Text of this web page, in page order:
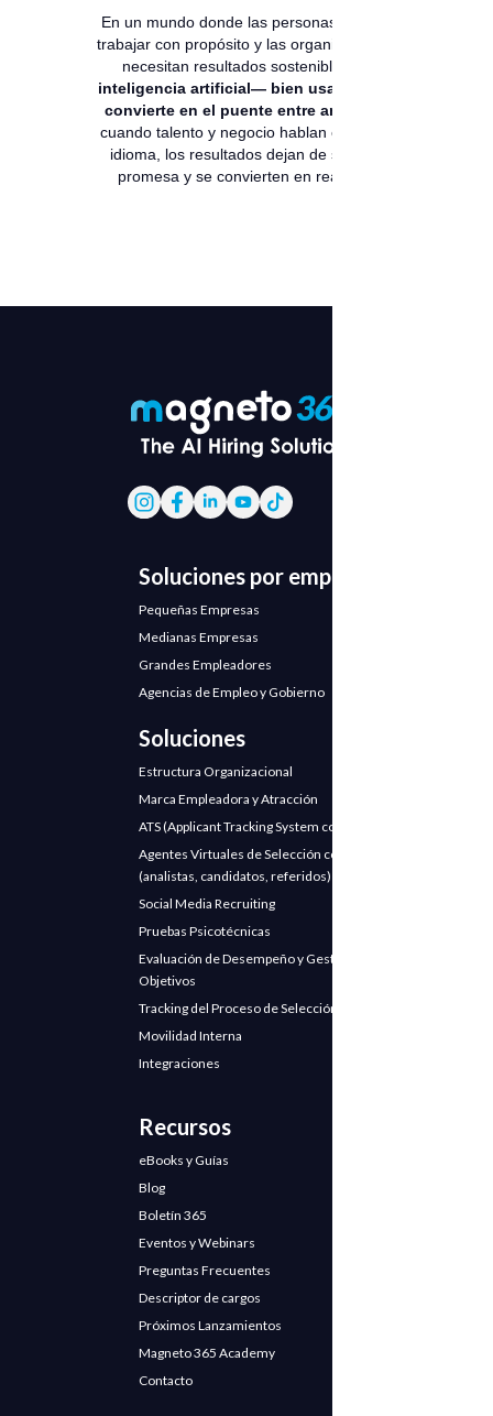
En un mundo donde las personas buscan
trabajar con propósito y las organizaciones
necesitan resultados sostenibles,
inteligencia artificial— bien usada — se
convierte en el puente entre ambos
cuando talento y negocio hablan el mismo
idioma, los resultados dejan de ser una
promesa y se convierten en realidad.
Soluciones por empresa
Pequeñas Empresas
Medianas Empresas
Grandes Empleadores
Agencias de Empleo y Gobierno
Soluciones
Estructura Organizacional
Marca Empleadora y Atracción
ATS (Applicant Tracking System con IA)
Agentes Virtuales de Selección con IA
(analistas, candidatos, referidos)
Social Media Recruiting
Pruebas Psicotécnicas
Evaluación de Desempeño y Gestión de
Objetivos
Tracking del Proceso de Selección
Movilidad Interna
Integraciones
Recursos
eBooks y Guías
Blog
Boletín 365
Eventos y Webinars
Preguntas Frecuentes
Descriptor de cargos
Próximos Lanzamientos
Magneto 365 Academy
Contacto